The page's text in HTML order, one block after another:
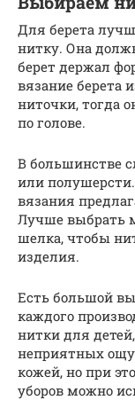
Для берета
нитку. Она
берет держал
вязание берета
ниточки, тогда
по голове.
В большинстве
или
вязания
Лучше выбрать
шелка, чтобы
изделия.
Есть большой
каждого
нитки для
неприятных
кожей, но при
уборов можно